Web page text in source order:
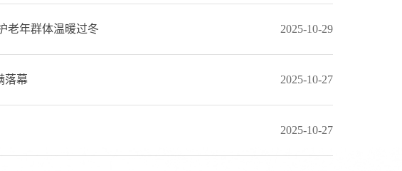
老年群体温暖过冬 2025-10-29
落幕 2025-10-27
2025-10-27